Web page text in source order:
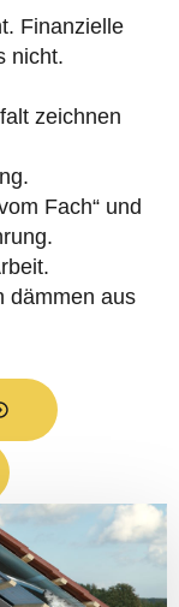
Finanzielle
nicht.
zeichnen
Fach“ und
dämmen aus